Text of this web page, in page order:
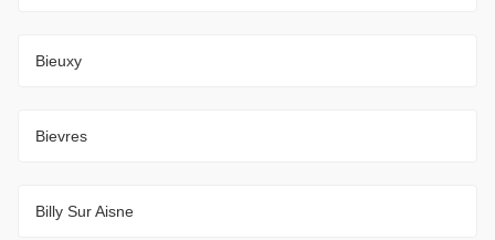
Bieuxy
Bievres
Billy Sur Aisne